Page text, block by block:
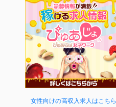
女性向けの高収入求人はこちら